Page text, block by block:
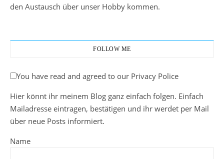
den Austausch über unser Hobby kommen.
FOLLOW ME
You have read and agreed to our Privacy Police
Hier könnt ihr meinem Blog ganz einfach folgen. Einfach
Mailadresse eintragen, bestätigen und ihr werdet per Mail
über neue Posts informiert.
Name